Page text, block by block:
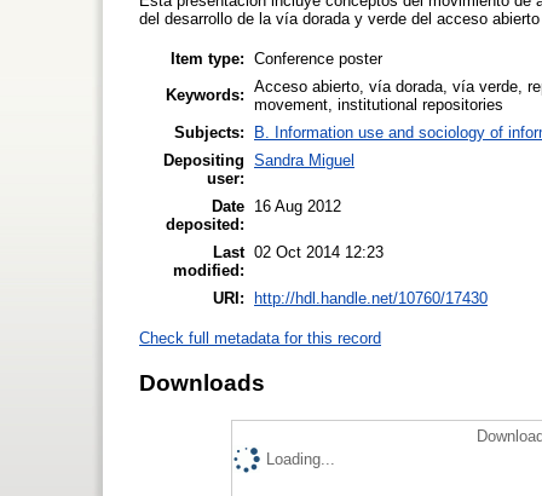
del desarrollo de la vía dorada y verde del acceso
Item type: Conference poster
Keywords: Acceso abierto, vía dorada, vía verde,
movement, institutional repositories
Subjects:
B. Information use and sociology of
Depositing
user:
Sandra Miguel
Date
deposited:
16 Aug 2012
Last
modified:
02 Oct 2014 12:23
URI: http://hdl.handle.net/10760/17430
Check full metadata for this record
Downloads
Loading...